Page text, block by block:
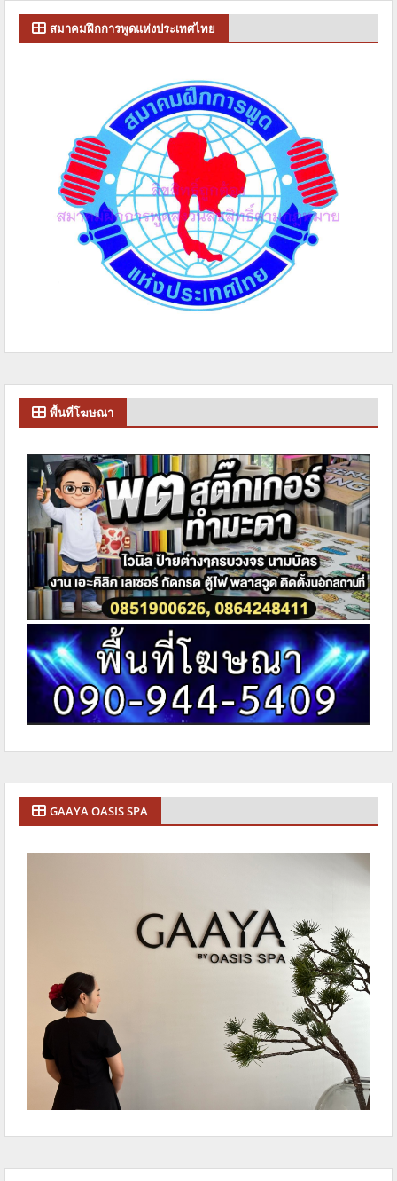
สมาคมฝึกการพูดแห่งประเทศไทย
พื้นที่โฆษณา
GAAYA OASIS SPA